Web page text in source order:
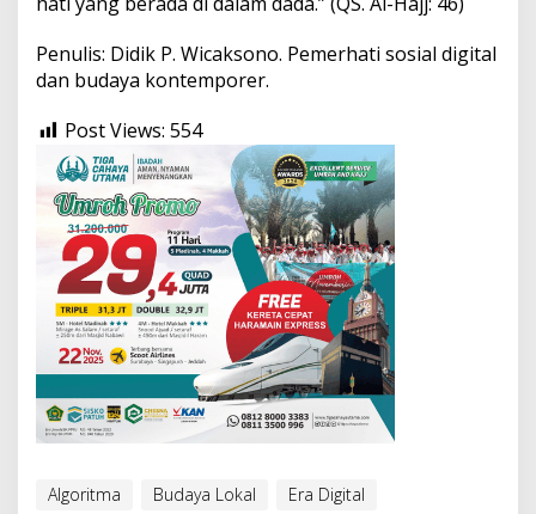
​Penulis: Didik P. Wicaksono. Pemerhati sosial digital
dan budaya kontemporer.
Post Views: 554
Algoritma Budaya Lokal
Era Digital